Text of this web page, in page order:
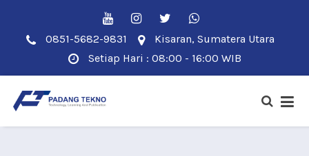
0851-5682-9831
Kisaran, Sumatera Utara
Setiap Hari : 08:00 - 16:00 WIB